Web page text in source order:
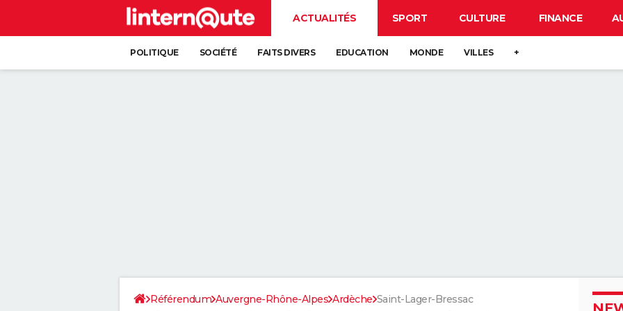
ACTUALITÉS SPORT CULTURE FINANCE
POLITIQUE SOCIÉTÉ FAITS DIVERS EDUCATION MONDE VILLES +
Référendum Auvergne-Rhône-Alpes Ardèche Saint-Lager-Bressac